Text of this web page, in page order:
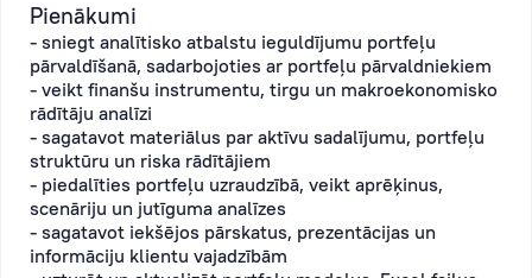
Pienākumi
- sniegt analītisko atbalstu ieguldījumu portfeļu
pārvaldīšanā, sadarbojoties ar portfeļu pārvaldniekiem
- veikt finanšu instrumentu, tirgu un makroekonomisko
rādītāju analīzi
- sagatavot materiālus par aktīvu sadalījumu, portfeļu
struktūru un riska rādītājiem
- piedalīties portfeļu uzraudzībā, veikt aprēķinus,
scenāriju un jutīguma analīzes
- sagatavot iekšējos pārskatus, prezentācijas un
informāciju klientu vajadzībām